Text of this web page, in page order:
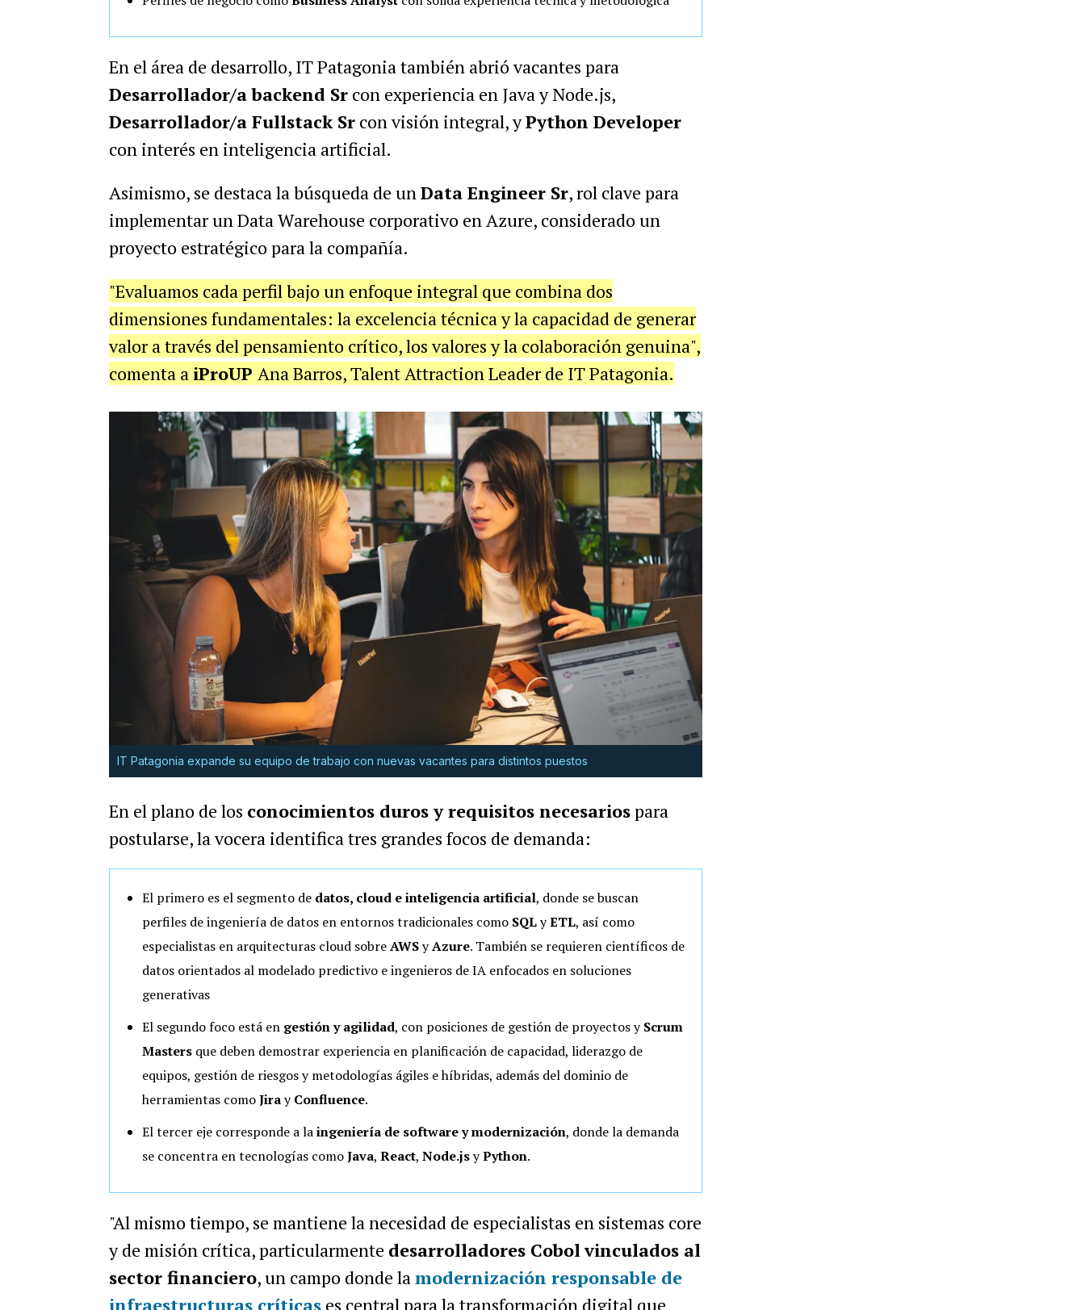
En el área de desarrollo, IT Patagonia también abrió vacantes para
Desarrollador/a backend Srcon experiencia en Java y Node.js,
Desarrollador/a Fullstack Srcon visión integral, yPython Developer
con interés en inteligencia artificial.
Asimismo, se destaca la búsqueda de unData Engineer Sr, rol clave para
implementar un Data Warehouse corporativo en Azure, considerado un
proyecto estratégico para la compañía.
"Evaluamos cada perfil bajo un enfoque integral que combina dos
dimensiones fundamentales: la excelencia técnica y la capacidad de generar
valor a través del pensamiento crítico, los valores y la colaboración genuina",
comenta a iProUP Ana Barros, Talent Attraction Leader de IT Patagonia.
IT Patagonia expande su equipo de trabajo con nuevas vacantes para distintos puestos
En el plano de los conocimientos duros y requisitos necesariospara
postularse, la vocera identifica tres grandes focos de demanda:
El primero es el segmento de datos, cloud e inteligencia artificial, donde se buscan
perfiles de ingeniería de datos en entornos tradicionales como SQLyETL, así como
especialistas en arquitecturas cloud sobreAWSyAzure. También se requieren científicos de
datos orientados al modelado predictivo e ingenieros de IA enfocados en soluciones
generativas
El segundo foco está en gestión y agilidad, con posiciones de gestión de proyectos yScrum
Masters que deben demostrar experiencia en planificación de capacidad, liderazgo de
equipos, gestión de riesgos y metodologías ágiles e híbridas, además del dominio de
herramientas comoJirayConfluence.
El tercer eje corresponde a laingeniería de software y modernización, donde la demanda
se concentra en tecnologías comoJava, React, Node.jsyPython.
"Al mismo tiempo, se mantiene la necesidad de especialistas en sistemas core
y de misión crítica, particularmente desarrolladores Cobolvinculados al
sector financiero, un campo donde lamodernización responsable de
infraestructuras críticases central para la transformación digital que